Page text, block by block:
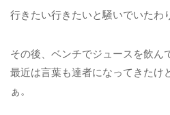
行きたい行きたいと騒いでいたわ
その後、ベンチでジュースを飲
最近は言葉も達者になってきたけ
ぁ。